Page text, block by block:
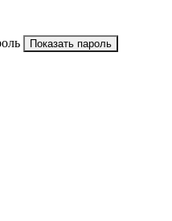
Показать пароль